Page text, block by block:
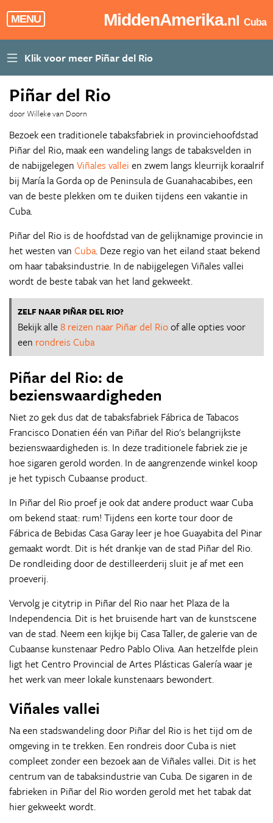
MENU MiddenAmerika.nl Cuba
Piñar del Rio
door Willeke van Doorn
Bezoek een traditionele tabaksfabriek in provinciehoofdstad
Piñar del Rio, maak een wandeling langs de tabaksvelden in
de nabijgelegen Viñales vallei en zwem langs kleurrijk koraalrif
bij María la Gorda op de Peninsula de Guanahacabibes, een
van de beste plekken om te duiken tijdens een vakantie in
Cuba.
Piñar del Rio is de hoofdstad van de gelijknamige provincie in
het westen van Cuba. Deze regio van het eiland staat bekend
om haar tabaksindustrie. In de nabijgelegen Viñales vallei
wordt de beste tabak van het land gekweekt.
ZELF NAAR PIÑAR DEL RIO?
Bekijk alle8 reizen naar Piñar del Rioof alle opties voor
een rondreis Cuba
Piñar del Rio: de
bezienswaardigheden
Niet zo gek dus dat de tabaksfabriek Fábrica de Tabacos
Francisco Donatien één van Piñar del Rio's belangrijkste
bezienswaardigheden is. In deze traditionele fabriek zie je
hoe sigaren gerold worden. In de aangrenzende winkel koop
je het typisch Cubaanse product.
In Piñar del Rio proef je ook dat andere product waar Cuba
om bekend staat: rum! Tijdens een korte tour door de
Fábrica de Bebidas Casa Garay leer je hoe Guayabita del Pinar
gemaakt wordt. Dit is hét drankje van de stad Piñar del Rio.
De rondleiding door de destilleerderij sluit je af met een
proeverij.
Vervolg je citytrip in Piñar del Rio naar het Plaza de la
Independencia. Dit is het bruisende hart van de kunstscene
van de stad. Neem een kijkje bij Casa Taller, de galerie van de
Cubaanse kunstenaar Pedro Pablo Oliva. Aan hetzelfde plein
ligt het Centro Provincial de Artes Plásticas Galería waar je
het werk van meer lokale kunstenaars bewondert.
Viñales vallei
Na een stadswandeling door Piñar del Rio is het tijd om de
omgeving in te trekken. Een rondreis door Cuba is niet
compleet zonder een bezoek aan de Viñales vallei. Dit is het
centrum van de tabaksindustrie van Cuba. De sigaren in de
fabrieken in Piñar del Rio worden gerold met het tabak dat
hier gekweekt wordt.